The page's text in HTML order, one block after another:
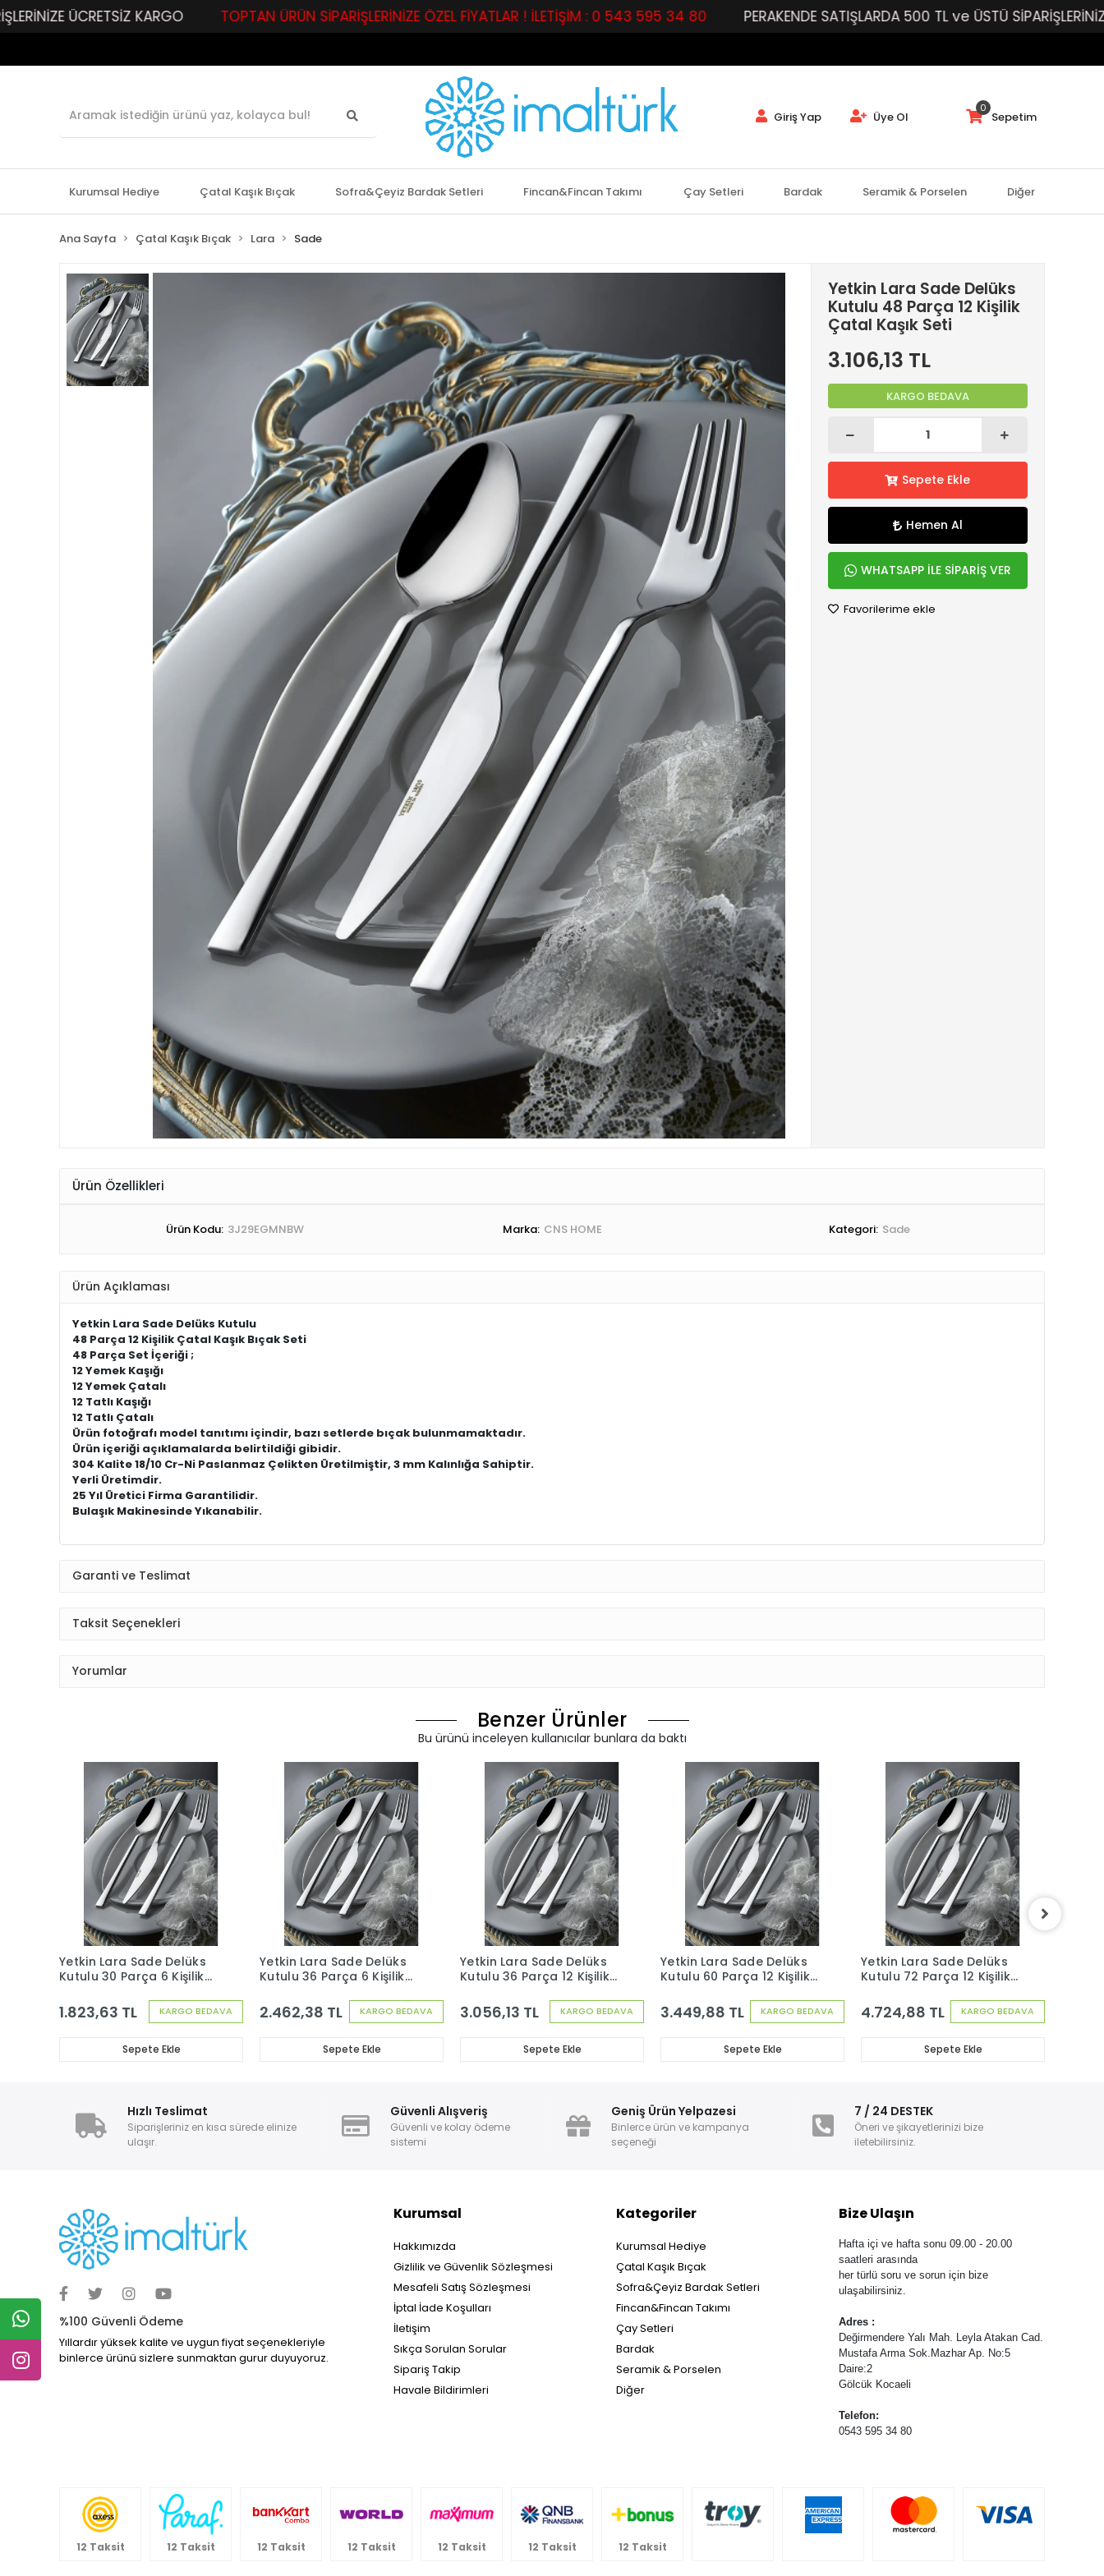
KARGO TOPTAN ÜRÜN SİPARİŞLERİNİZE ÖZEL FİYATLAR ! İLETİŞİM : 0 543 595 34 80 PERAKENDE SATIŞLARDA 500 TL ve ÜSTÜ SİPARİŞLERİNİZE
Giriş Yap Üye Ol
0
Sepetim
Kurumsal Hediye Çatal Kaşık Bıçak Sofra&Çeyiz Bardak Setleri Fincan&Fincan Takımı Çay Setleri Bardak Seramik & Porselen Diğer
Ana Sayfa Çatal Kaşık Bıçak Lara Sade
Yetkin Lara Sade Delüks
Kutulu 48 Parça 12 Kişilik
Çatal Kaşık Seti
3.106,13 TL
KARGO BEDAVA
Sepete Ekle
Hemen Al
WHATSAPP İLE SİPARİŞ VER
Favorilerime ekle
Ürün Özellikleri
Ürün Kodu: 3J29EGMNBW Marka: CNS HOME Kategori: Sade
Ürün Açıklaması
Yetkin Lara Sade Delüks Kutulu
48 Parça 12 Kişilik Çatal Kaşık Bıçak Seti
48 Parça Set İçeriği ;
12 Yemek Kaşığı
12 Yemek Çatalı
12 Tatlı Kaşığı
12 Tatlı Çatalı
Ürün fotoğrafı model tanıtımı içindir, bazı setlerde bıçak bulunmamaktadır.
Ürün içeriği açıklamalarda belirtildiği gibidir.
304 Kalite 18/10 Cr-Ni Paslanmaz Çelikten Üretilmiştir, 3 mm Kalınlığa Sahiptir.
Yerli Üretimdir.
25 Yıl Üretici Firma Garantilidir.
Bulaşık Makinesinde Yıkanabilir.
Garanti ve Teslimat
Taksit Seçenekleri
Yorumlar
Benzer Ürünler
Bu ürünü inceleyen kullanıcılar bunlara da baktı
KARGO BEDAVA
Yetkin Lara Sade Delüks
Kutulu 30 Parça 6 Kişilik
1.823,63 TL
Sepete Ekle
KARGO BEDAVA
Yetkin Lara Sade Delüks
Kutulu 36 Parça 6 Kişilik
2.462,38 TL
Sepete Ekle
KARGO BEDAVA
Yetkin Lara Sade Delüks
Kutulu 36 Parça 12 Kişilik
3.056,13 TL
Sepete Ekle
KARGO BEDAVA
Yetkin Lara Sade Delüks
Kutulu 60 Parça 12 Kişilik
3.449,88 TL
Sepete Ekle
KARGO BEDAVA
Yetkin Lara Sade Delüks
Kutulu 72 Parça 12 Kişilik
4.724,88 TL
Sepete Ekle
Hızlı Teslimat
Siparişleriniz en kısa sürede elinize
ulaşır.
Güvenli Alışveriş
Güvenli ve kolay ödeme
sistemi
Geniş Ürün Yelpazesi
Binlerce ürün ve kampanya
seçeneği
7 / 24 DESTEK
Öneri ve şikayetlerinizi bize
iletebilirsiniz.
%100 Güvenli Ödeme
Yıllardır yüksek kalite ve uygun fiyat seçenekleriyle
binlerce ürünü sizlere sunmaktan gurur duyuyoruz.
Kurumsal
Hakkımızda
Gizlilik ve Güvenlik Sözleşmesi
Mesafeli Satış Sözleşmesi
İptal İade Koşulları
İletişim
Sıkça Sorulan Sorular
Sipariş Takip
Havale Bildirimleri
Kategoriler
Kurumsal Hediye
Çatal Kaşık Bıçak
Sofra&Çeyiz Bardak Setleri
Fincan&Fincan Takımı
Çay Setleri
Bardak
Seramik & Porselen
Diğer
Bize Ulaşın
Hafta içi ve hafta sonu 09.00 - 20.00
saatleri arasında
her türlü soru ve sorun için bize
ulaşabilirsiniz.
Adres :
Değirmendere Yalı Mah. Leyla Atakan Cad.
Mustafa Arma Sok.Mazhar Ap. No:5
Daire:2
Gölcük Kocaeli
Telefon:
0543 595 34 80
12 Taksit 12 Taksit 12 Taksit 12 Taksit 12 Taksit 12 Taksit 12 Taksit